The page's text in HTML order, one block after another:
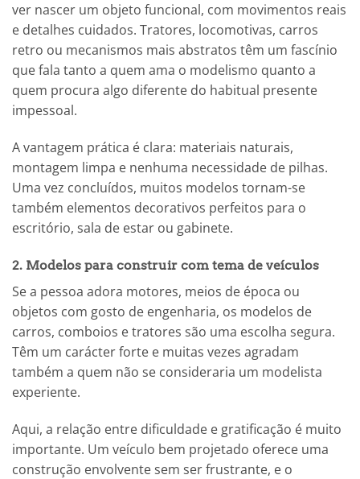
ver nascer um objeto funcional, com movimentos reais
e detalhes cuidados. Tratores, locomotivas, carros
retro ou mecanismos mais abstratos têm um fascínio
que fala tanto a quem ama o modelismo quanto a
quem procura algo diferente do habitual presente
impessoal.
A vantagem prática é clara: materiais naturais,
montagem limpa e nenhuma necessidade de pilhas.
Uma vez concluídos, muitos modelos tornam-se
também elementos decorativos perfeitos para o
escritório, sala de estar ou gabinete.
2. Modelos para construir com tema de veículos
Se a pessoa adora motores, meios de época ou
objetos com gosto de engenharia, os modelos de
carros, comboios e tratores são uma escolha segura.
Têm um carácter forte e muitas vezes agradam
também a quem não se consideraria um modelista
experiente.
Aqui, a relação entre dificuldade e gratificação é muito
importante. Um veículo bem projetado oferece uma
construção envolvente sem ser frustrante, e o